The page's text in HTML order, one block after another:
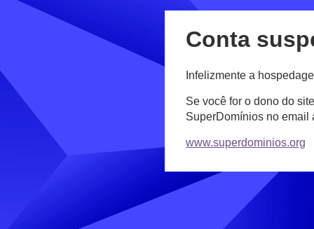
Conta
Infelizmente a
Se você for o dono do
SuperDomínios no email
www.superdominios.org